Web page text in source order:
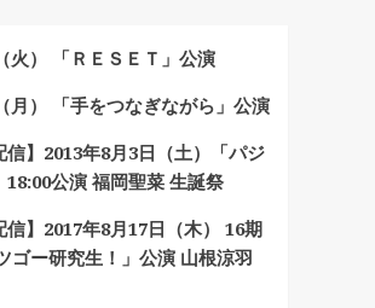
火） 「ＲＥＳＥＴ」公演
月） 「手をつなぎながら」公演
信】2013年8月3日（土）「パジ
18:00公演 福岡聖菜 生誕祭
信】2017年8月17日（木） 16期
ゴー研究生！」公演 山根涼羽